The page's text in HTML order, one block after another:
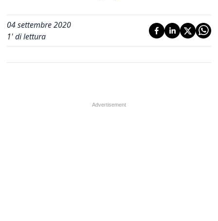
04 settembre 2020
1' di lettura